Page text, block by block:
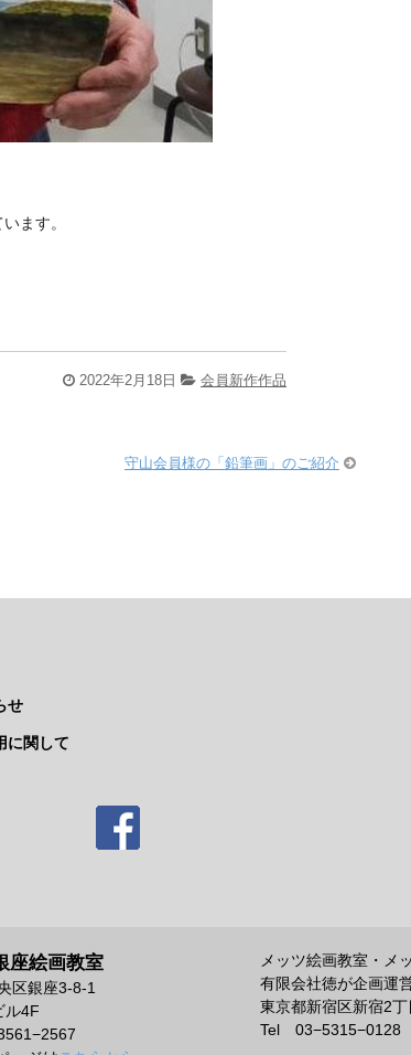
ます。
2022年2月18日 会員新作作品
守山会員様の「鉛筆画」のご紹介
せ
に関して
座絵画教室
区銀座3-8-1
ル4F
メッツ絵画教室・メ
有限会社徳が企画運
東京都新宿区新宿2
Tel 03−5315−0128